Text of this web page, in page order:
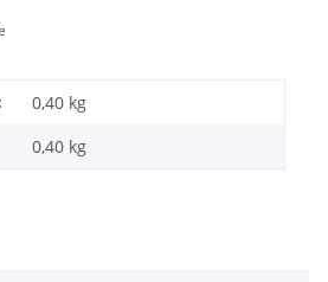
0,40 kg
0,40 kg